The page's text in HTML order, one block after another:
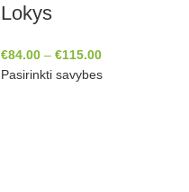
Lokys
€84.00 – €115.00
Pasirinkti savybes